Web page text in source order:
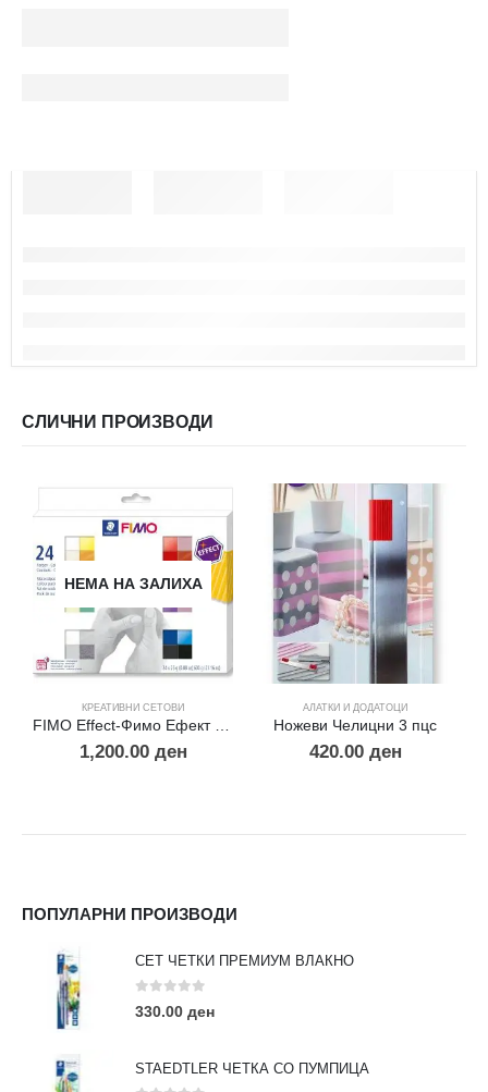
СЛИЧНИ ПРОИЗВОДИ
НЕМА НА ЗАЛИХА
КРЕАТИВНИ СЕТОВИ
FIMO Effect-Фимо Ефект сет за почетници 24
1,200.00 ден
АЛАТКИ И ДОДАТОЦИ
Ножеви Челицни 3 пцс
420.00 ден
ПОПУЛАРНИ ПРОИЗВОДИ
СЕТ ЧЕТКИ ПРЕМИУМ ВЛАКНО
0 out of 5
330.00 ден
STAEDTLER ЧЕТКА СО ПУМПИЦА